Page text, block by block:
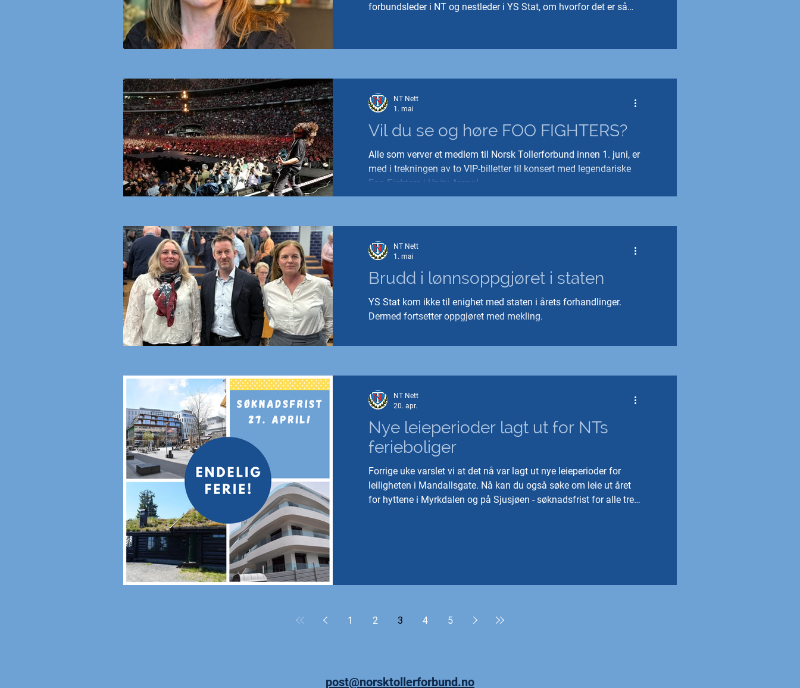
forbundsleder i NT og nestleder i YS Stat, om hvorfor det er så
Vil du se og høre FOO FIGHTERS?
Alle som verver et medlem til Norsk Tollerforbund innen 1. juni, er
med i trekningen av to VIP-billetter til konsert med legendariske
Foo Fighters i Unity Arena!
NT Nett
1. mai
Brudd i lønnsoppgjøret i staten
YS Stat kom ikke til enighet med staten i årets forhandlinger.
Dermed fortsetter oppgjøret med mekling.
NT Nett
1. mai
Nye leieperioder lagt ut for NTs
ferieboliger
Forrige uke varslet vi at det nå var lagt ut nye leieperioder for
leiligheten i Mandallsgate. Nå kan du også søke om leie ut året
for hyttene i Myrkdalen og på Sjusjøen - søknadsfrist for alle tre
NT Nett
20. apr.
1 2 3 4 5
post@norsktollerforbund.no